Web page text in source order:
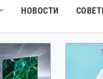
НОВОСТИ